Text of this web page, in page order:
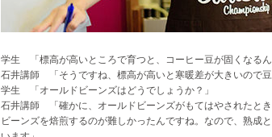
学生 「標高が高いところで育つと、コーヒー豆が固くなるん
石井講師 「そうですね、標高が高いと寒暖差が大きいので豆
学生 「オールドビーンズはどうでしょうか？」
石井講師 「確かに、オールドビーンズがもてはやされたと
ビーンズを焙煎するのが難しかったんですね。なので、熟成